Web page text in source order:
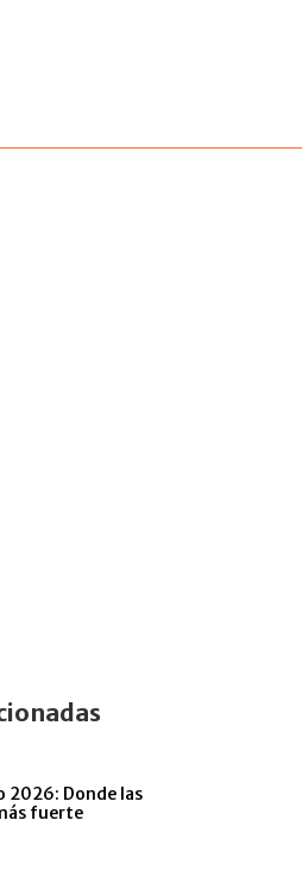
2026: Donde las
fuerte